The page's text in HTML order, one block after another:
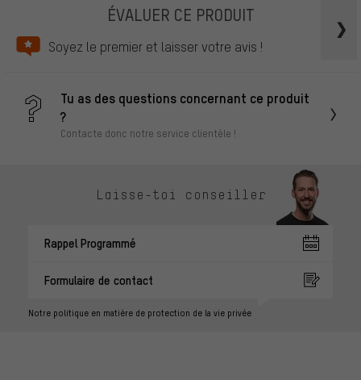
ÉVALUER CE PRODUIT
Soyez le premier et laisser votre avis !
Tu as des questions concernant ce produit
?
Contacte donc notre service clientèle !
Laisse-toi conseiller
Rappel Programmé
Formulaire de contact
Notre politique en matière de protection de la vie privée